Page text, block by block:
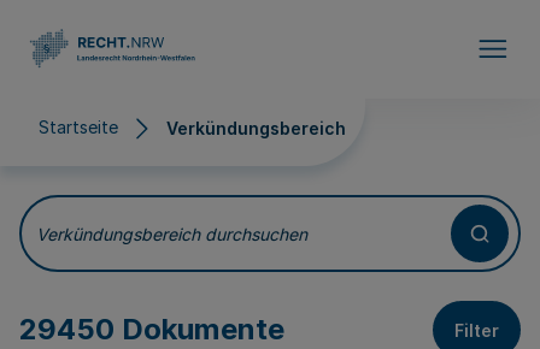
Startseite Verkündungsbereich
Verkündungsbereich
Verkündungsbereich durchsuchen
29450 Dokumente Filter